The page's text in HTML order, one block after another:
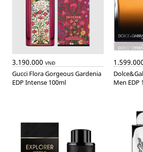
3.190.000 VNĐ
Gucci Flora Gorgeous Gardenia
EDP Intense 100ml
Dolce&Gabbana The One for
Men EDP